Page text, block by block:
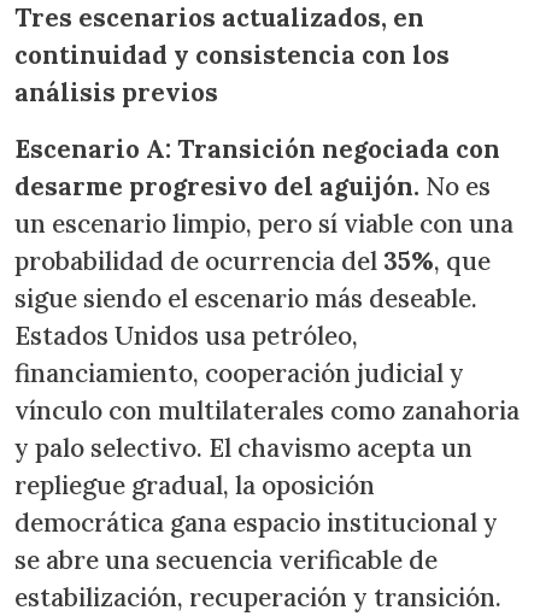
Tres escenarios actualizados, en
continuidad y consistencia con los
análisis previos
Escenario A: Transición negociada con
desarme progresivo del aguijón. No es
un escenario limpio, pero sí viable con una
probabilidad de ocurrencia del 35%, que
sigue siendo el escenario más deseable.
Estados Unidos usa petróleo,
financiamiento, cooperación judicial y
vínculo con multilaterales como zanahoria
y palo selectivo. El chavismo acepta un
repliegue gradual, la oposición
democrática gana espacio institucional y
se abre una secuencia verificable de
estabilización, recuperación y transición.